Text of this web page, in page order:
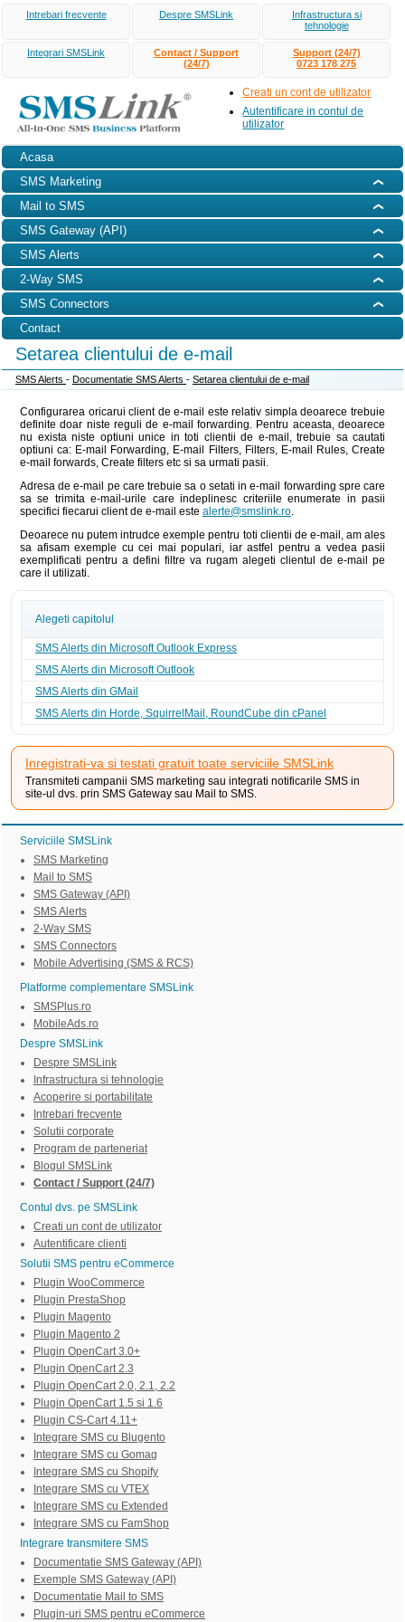
Intrebari frecvente Despre SMSLink
Infrastructura si
tehnologie
Integrari SMSLink
Contact / Support
(24/7)
Support (24/7)
0723 178 275
Creati un cont de utilizator
Autentificare in contul de
utilizator
Acasa
SMS Marketing
Mail to SMS
SMS Gateway (API)
SMS Alerts
2-Way SMS
SMS Connectors
Contact
Setarea clientului de e-mail
SMS Alerts - Documentatie SMS Alerts - Setarea clientului de e-mail
Configurarea oricarui client de e-mail este relativ simpla deoarece trebuie
definite doar niste reguli de e-mail forwarding. Pentru aceasta, deoarece
nu exista niste optiuni unice in toti clientii de e-mail, trebuie sa cautati
optiuni ca: E-mail Forwarding, E-mail Filters, Filters, E-mail Rules, Create
e-mail forwards, Create filters etc si sa urmati pasii.
Adresa de e-mail pe care trebuie sa o setati in e-mail forwarding spre care
sa se trimita e-mail-urile care indeplinesc criteriile enumerate in pasii
specifici fiecarui client de e-mail este alerte@smslink.ro.
Deoarece nu putem intrudce exemple pentru toti clientii de e-mail, am ales
sa afisam exemple cu cei mai populari, iar astfel pentru a vedea pasii
exemplificati pentru a defini filtre va rugam alegeti clientul de e-mail pe
care il utilizati.
Alegeti capitolul
SMS Alerts din Microsoft Outlook Express
SMS Alerts din Microsoft Outlook
SMS Alerts din GMail
SMS Alerts din Horde, SquirrelMail, RoundCube din cPanel
Inregistrati-va si testati gratuit toate serviciile SMSLink
Transmiteti campanii SMS marketing sau integrati notificarile SMS in
site-ul dvs. prin SMS Gateway sau Mail to SMS.
Serviciile SMSLink
SMS Marketing
Mail to SMS
SMS Gateway (API)
SMS Alerts
2-Way SMS
SMS Connectors
Mobile Advertising (SMS & RCS)
Platforme complementare SMSLink
SMSPlus.ro
MobileAds.ro
Despre SMSLink
Despre SMSLink
Infrastructura si tehnologie
Acoperire si portabilitate
Intrebari frecvente
Solutii corporate
Program de parteneriat
Blogul SMSLink
Contact / Support (24/7)
Contul dvs. pe SMSLink
Creati un cont de utilizator
Autentificare clienti
Solutii SMS pentru eCommerce
Plugin WooCommerce
Plugin PrestaShop
Plugin Magento
Plugin Magento 2
Plugin OpenCart 3.0+
Plugin OpenCart 2.3
Plugin OpenCart 2.0, 2.1, 2.2
Plugin OpenCart 1.5 si 1.6
Plugin CS-Cart 4.11+
Integrare SMS cu Blugento
Integrare SMS cu Gomag
Integrare SMS cu Shopify
Integrare SMS cu VTEX
Integrare SMS cu Extended
Integrare SMS cu FamShop
Integrare transmitere SMS
Documentatie SMS Gateway (API)
Exemple SMS Gateway (API)
Documentatie Mail to SMS
Plugin-uri SMS pentru eCommerce